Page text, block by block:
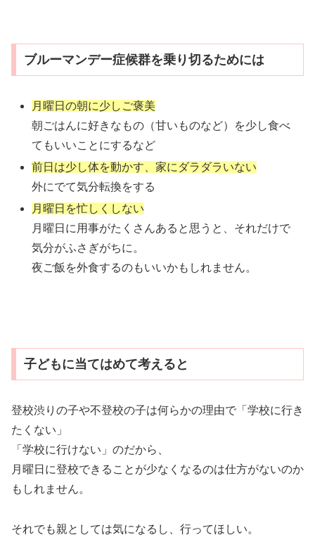
ブルーマンデー症候群を乗り切るためには
月曜日の朝に少しご褒美
朝ごはんに好きなもの（甘いものなど）を少し食べ
てもいいことにするなど
前日は少し体を動かす、家にダラダラいない
外にでて気分転換をする
月曜日を忙しくしない
月曜日に用事がたくさんあると思うと、それだけで
気分がふさぎがちに。
夜ご飯を外食するのもいいかもしれません。
子どもに当てはめて考えると
登校渋りの子や不登校の子は何らかの理由で「学校に行き
たくない」
「学校に行けない」のだから、
月曜日に登校できることが少なくなるのは仕方がないのか
もしれません。
それでも親としては気になるし、行ってほしい。